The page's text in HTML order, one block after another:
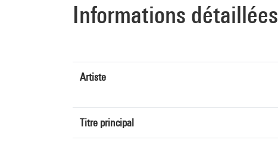
Informations détaillées
Artiste
Titre principal